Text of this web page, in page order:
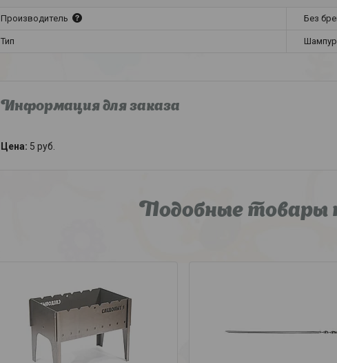
Производитель Без
Тип Шампур
Информация для заказа
Цена: 5 руб.
Подобные товары